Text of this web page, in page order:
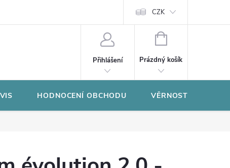
CZK
Přihlášení
NÁKUPNÍ
Prázdný košík
HODNOCENÍ OBCHODU VĚRNOSTNÍ